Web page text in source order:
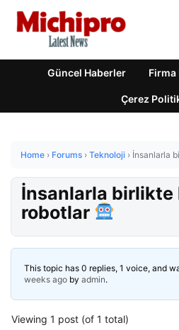
Güncel Haberler Firma
Çerez
Home › Forums › Teknoloji › İnsanlarla
İnsanlarla birlikte
robotlar
This topic has 0 replies, 1 voice, and
weeks ago by admin.
Viewing 1 post (of 1 total)